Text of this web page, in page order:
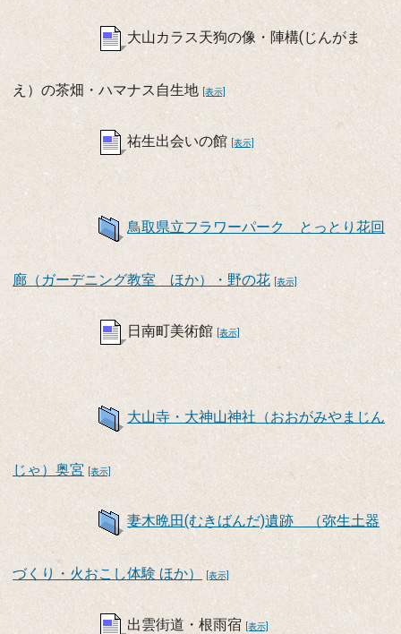
大山カラス天狗の像・陣構(じんがま
え）の茶畑・ハマナス自生地 [表示]
祐生出会いの館 [表示]
鳥取県立フラワーパーク とっとり花回
廊（ガーデニング教室 ほか）・野の花 [表示]
日南町美術館 [表示]
大山寺・大神山神社（おおがみやまじん
じゃ）奥宮 [表示]
妻木晩田(むきばんだ)遺跡 （弥生土器
づくり・火おこし体験 ほか） [表示]
出雲街道・根雨宿 [表示]